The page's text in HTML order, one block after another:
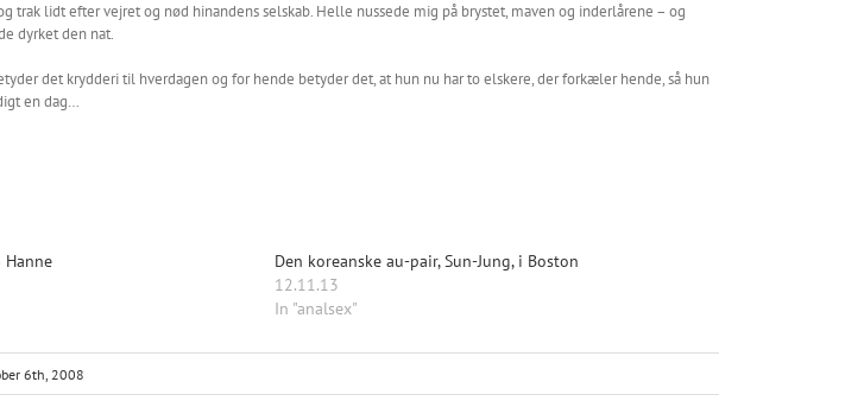
lidt efter vejret og nød hinandens selskab. Helle nussede mig på brystet, maven og inderlårene – og
dyrket den nat.
det krydderi til hverdagen og for hende betyder det, at hun nu har to elskere, der forkæler hende, så hun
en dag…
Den koreanske au-pair, Sun-Jung, i Boston
12.11.13
In "analsex"
6th, 2008